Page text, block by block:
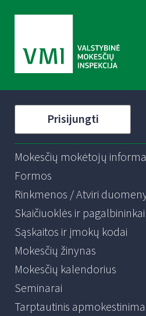
Prisijungti
Mokesčių mokėtojų
Formos
Rinkmenos / Atviri
Skaičiuoklės ir pagalbininkai
Sąskaitos ir įmokų kodai
Mokesčių žinynas
Mokesčių kalendorius
Seminarai
Tarptautinis